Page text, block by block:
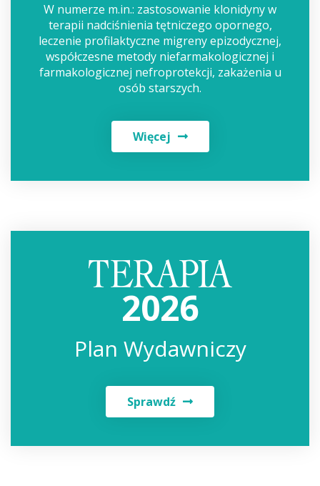
W numerze m.in.: zastosowanie klonidyny w
terapii nadciśnienia tętniczego opornego,
leczenie profilaktyczne migreny epizodycznej,
współczesne metody niefarmakologicznej i
farmakologicznej nefroprotekcji, zakażenia u
osób starszych.
Więcej
2026
Plan Wydawniczy
Sprawdź